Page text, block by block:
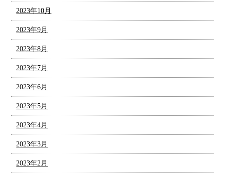
2023年10月
2023年9月
2023年8月
2023年7月
2023年6月
2023年5月
2023年4月
2023年3月
2023年2月